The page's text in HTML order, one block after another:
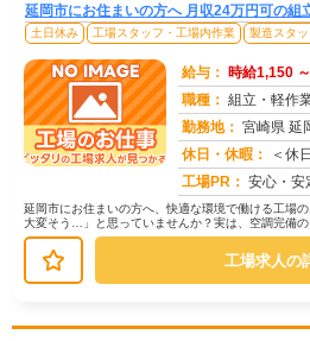
延岡市にお住まいの方へ 月収24万円可の組
土日休み 工場スタッフ・工場内作業 製造スタッ
給与： 時給1,150
職種： 組立・軽作
勤務地： 宮崎県 延
休日・休暇：
＜休日の一例＞〈
工場PR： 安心・安定の工場ワークを始め
延岡市にお住まいの方へ、快適な環境で働ける工場
大変そう…」と思っていませんか？実は、空調完備の
事もたくさんあります。【たとえばこ...
工場求人の